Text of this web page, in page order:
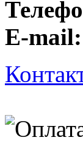
E-mail: